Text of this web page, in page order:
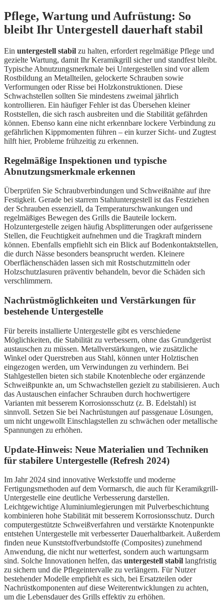
Pflege, Wartung und Aufrüstung: So
bleibt Ihr Untergestell dauerhaft stabil
Ein untergestell stabil zu halten, erfordert regelmäßige Pflege und
gezielte Wartung, damit Ihr Keramikgrill sicher und standfest bleibt.
Typische Abnutzungsmerkmale bei Untergestellen sind vor allem
Rostbildung an Metallteilen, gelockerte Schrauben sowie
Verformungen oder Risse bei Holzkonstruktionen. Diese
Schwachstellen sollten Sie mindestens zweimal jährlich
kontrollieren. Ein häufiger Fehler ist das Übersehen kleiner
Roststellen, die sich rasch ausbreiten und die Stabilität gefährden
können. Ebenso kann eine nicht erkennbare lockere Verbindung zu
gefährlichen Kippmomenten führen – ein kurzer Sicht- und Zugtest
hilft hier, Probleme frühzeitig zu erkennen.
Regelmäßige Inspektionen und typische
Abnutzungsmerkmale erkennen
Überprüfen Sie Schraubverbindungen und Schweißnähte auf ihre
Festigkeit. Gerade bei starrem Stahluntergestell ist das Festziehen
der Schrauben essenziell, da Temperaturschwankungen und
regelmäßiges Bewegen des Grills die Bauteile lockern.
Holzuntergestelle zeigen häufig Absplitterungen oder aufgerissene
Stellen, die Feuchtigkeit aufnehmen und die Tragkraft mindern
können. Ebenfalls empfiehlt sich ein Blick auf Bodenkontaktstellen,
die durch Nässe besonders beansprucht werden. Kleinere
Oberflächenschäden lassen sich mit Rostschutzmitteln oder
Holzschutzlasuren präventiv behandeln, bevor die Schäden sich
verschlimmern.
Nachrüstmöglichkeiten und Verstärkungen für
bestehende Untergestelle
Für bereits installierte Untergestelle gibt es verschiedene
Möglichkeiten, die Stabilität zu verbessern, ohne das Grundgerüst
austauschen zu müssen. Metallverstärkungen, wie zusätzliche
Winkel oder Querstreben aus Stahl, können unter Holztischen
eingezogen werden, um Verwindungen zu verhindern. Bei
Stahlgestellen bieten sich stabile Knotenbleche oder ergänzende
Schweißpunkte an, um Schwachstellen gezielt zu stabilisieren. Auch
das Austauschen einfacher Schrauben durch hochwertigere
Varianten mit besserem Korrosionsschutz (z. B. Edelstahl) ist
sinnvoll. Setzen Sie bei Nachrüstungen auf passgenaue Lösungen,
um nicht ungewollt Einschlagstellen zu schwächen oder metallische
Spannungen zu erhöhen.
Update-Hinweis: Neue Materialien und Techniken
für stabilere Untergestelle (Refresh 2024)
Im Jahr 2024 sind innovative Werkstoffe und moderne
Fertigungsmethoden auf dem Vormarsch, die auch für Keramikgrill-
Untergestelle eine deutliche Verbesserung darstellen.
Leichtgewichtige Aluminiumlegierungen mit Pulverbeschichtung
kombinieren hohe Stabilität mit besserem Korrosionsschutz. Durch
computergestützte Schweißverfahren und verstärkte Knotenpunkte
entstehen Untergestelle mit verbesserter Dauerhaltbarkeit. Außerdem
finden neue Kunststoffverbundstoffe (Composites) zunehmend
Anwendung, die nicht nur wetterfest, sondern auch wartungsarm
sind. Solche Innovationen helfen, das untergestell stabil langfristig
zu sichern und die Pflegeintervalle zu verlängern. Für Nutzer
bestehender Modelle empfiehlt es sich, bei Ersatzteilen oder
Nachrüstkomponenten auf diese Weiterentwicklungen zu achten,
um die Lebensdauer des Grills effektiv zu erhöhen.